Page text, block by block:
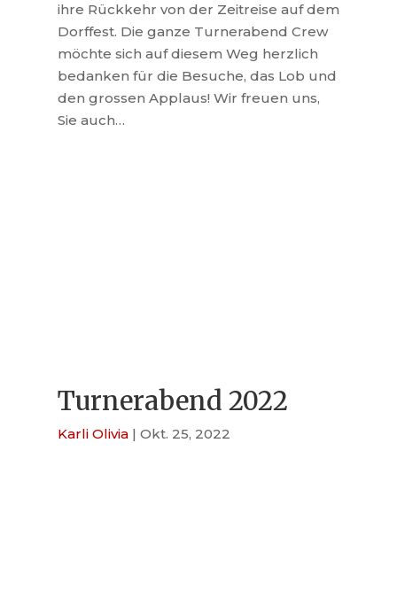
ihre Rückkehr von der Zeitreise auf dem
Dorffest. Die ganze Turnerabend Crew
möchte sich auf diesem Weg herzlich
bedanken für die Besuche, das Lob und
den grossen Applaus! Wir freuen uns,
Sie auch…
Turnerabend 2022
Karli Olivia | Okt. 25, 2022